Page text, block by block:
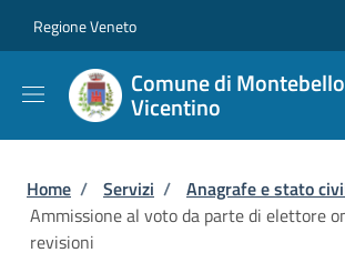
Regione Veneto
Comune di Montebello
Vicentino
Briciole di pane
Home / Servizi / Anagrafe e stato
Ammissione al voto da parte di elettore
revisioni